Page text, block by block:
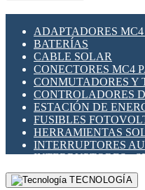
ADAPTADORES
BATERÍAS
CABLE SOLAR
CONECTORES MC4
CONMUTADORES Y
CONTROLADORES
ESTACIÓN DE
FUSIBLES
HERRAMIENTAS
INTERRUPTORES
INTERRUPTORES -
FOTOVOLTÁICOS
MONTAJE PANEL
TECNOLOGÍA